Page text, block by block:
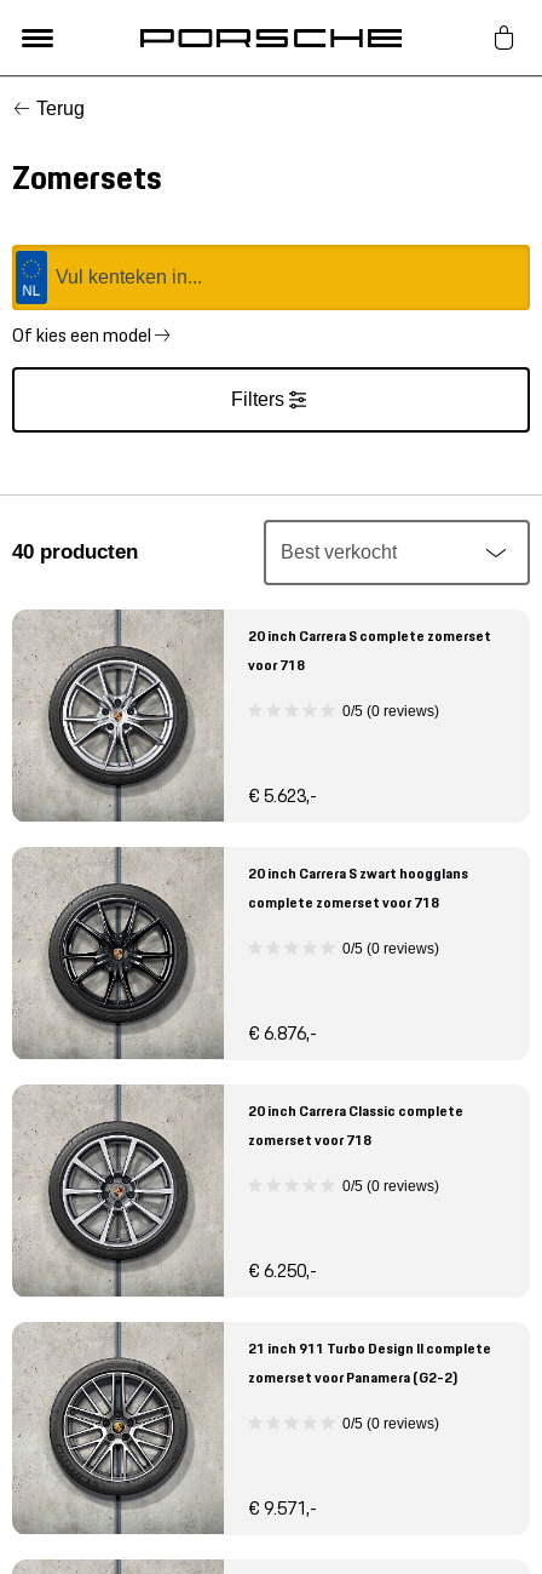
Lifestyle
Auto Accessoires
Classic
Nieuw
Mijn account
Klantenservice
Meer Porsche
Porsche informatie
Terug
Zomersets
Of kies een model
Filters
40 producten
20 inch Carrera S complete zomerset
voor 718
0/5 (0 reviews)
€ 5.623,-
20 inch Carrera S zwart hoogglans
complete zomerset voor 718
0/5 (0 reviews)
€ 6.876,-
20 inch Carrera Classic complete
zomerset voor 718
0/5 (0 reviews)
€ 6.250,-
21 inch 911 Turbo Design II complete
zomerset voor Panamera (G2-2)
0/5 (0 reviews)
€ 9.571,-